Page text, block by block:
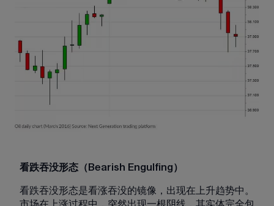
看跌吞没形态（Bearish Engulfing）
看跌吞没形态是看涨吞没的镜像，出现在上升趋势中。
市场在上涨过程中，突然出现一根阴线，其实体完全包